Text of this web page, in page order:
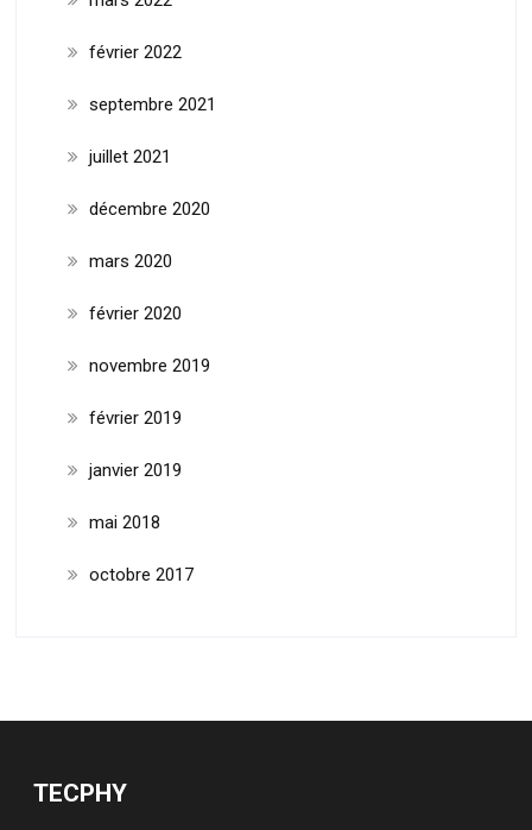
février 2022
septembre 2021
juillet 2021
décembre 2020
mars 2020
février 2020
novembre 2019
février 2019
janvier 2019
mai 2018
octobre 2017
TECPHY